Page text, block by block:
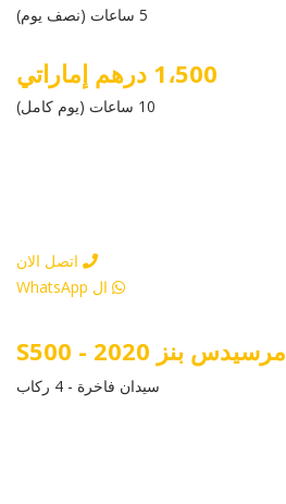
5 ساعات (نصف يوم)
1،500 درهم إماراتي
10 ساعات (يوم كامل)
اتصل الان
ال WhatsApp
مرسيدس بنز S500 - 2020
سيدان فاخرة - 4 ركاب